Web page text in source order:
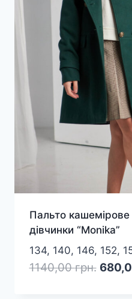
Пальто кашемірове
дівчинки “Monika”
134, 140, 146, 152,
1140,00грн.